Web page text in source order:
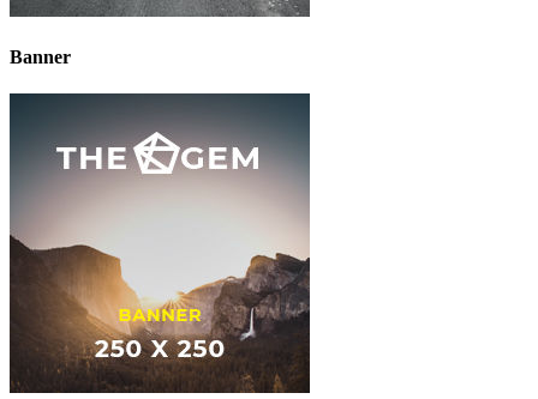
Banner